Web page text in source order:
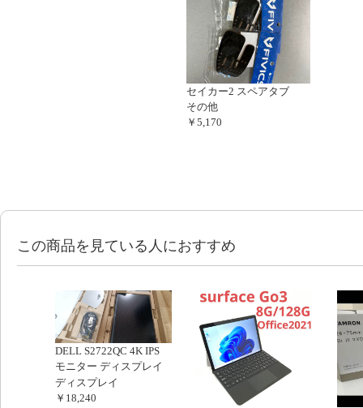
セイカー2 スペアタブ
その他
￥5,170
この商品を見ている人におすすめ
DELL S2722QC 4K IPS
モニター ディスプレイ
ディスプレイ
￥18,240